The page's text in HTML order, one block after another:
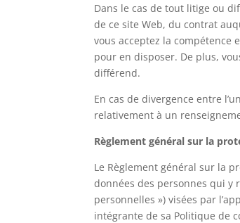
Dans le cas de tout litige ou
de ce site Web, du contrat
vous acceptez la compétence
pour en disposer. De plus,
différend.
En cas de divergence entre
relativement à un
Règlement général sur la
Le Règlement général sur la
données des personnes qui y
personnelles ») visées par
intégrante de sa Politique de